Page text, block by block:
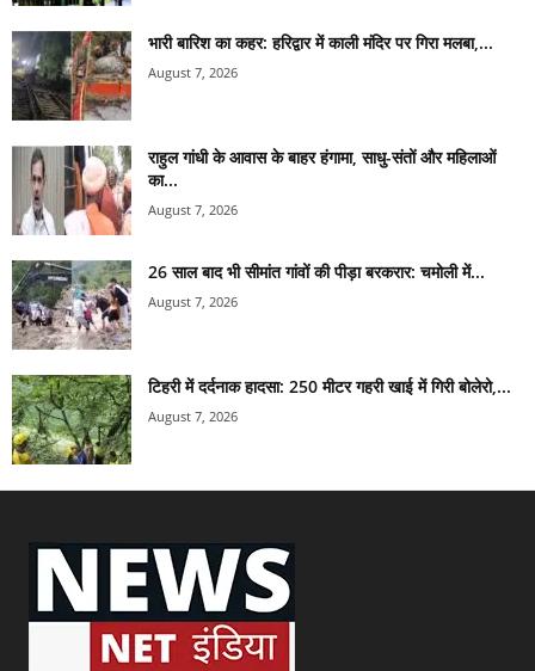
भारी बारिश का कहर: हरिद्वार में काली मंदिर पर गिरा मलबा,...
August 7, 2026
राहुल गांधी के आवास के बाहर हंगामा, साधु-संतों और महिलाओं
का...
August 7, 2026
26 साल बाद भी सीमांत गांवों की पीड़ा बरकरार: चमोली में...
August 7, 2026
टिहरी में दर्दनाक हादसा: 250 मीटर गहरी खाई में गिरी बोलेरो,...
August 7, 2026